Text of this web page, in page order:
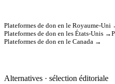
Plateformes de don en le Royaume-Uni
Plateformes de don en les États-Unis →
Plateformes de don en le Canada →
Alternatives · sélection éditoriale